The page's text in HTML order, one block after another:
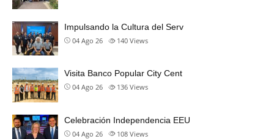
Impulsando la Cultura del Serv
04 Ago 26 140 Views
Visita Banco Popular City Cent
04 Ago 26 136 Views
Celebración Independencia EEU
04 Ago 26 108 Views